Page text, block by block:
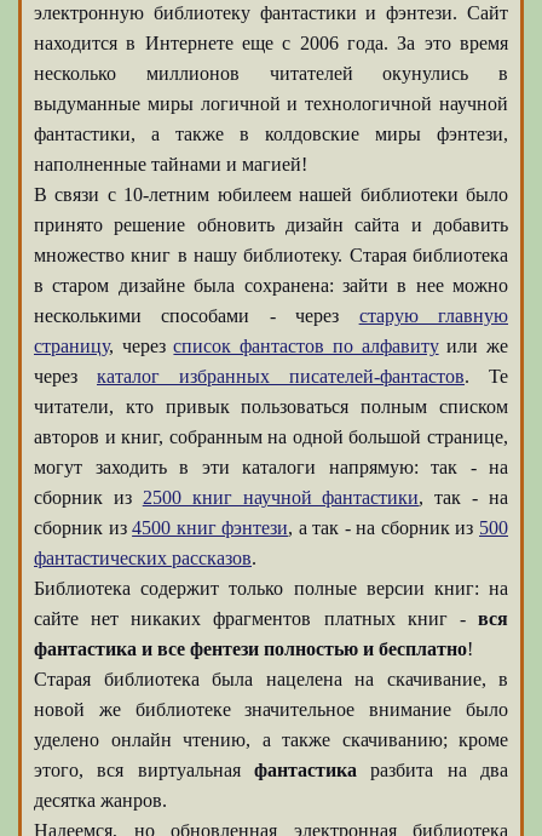
электронную библиотеку фантастики и фэнтези. Сайт
находится в Интернете еще с 2006 года. За это время
несколько миллионов читателей окунулись в
выдуманные миры логичной и технологичной научной
фантастики, а также в колдовские миры фэнтези,
наполненные тайнами и магией!
В связи с 10-летним юбилеем нашей библиотеки было
принято решение обновить дизайн сайта и добавить
множество книг в нашу библиотеку. Старая библиотека
в старом дизайне была сохранена: зайти в нее можно
несколькими способами - через старую главную
страницу, черезсписок фантастов по алфавитуили же
через каталог избранных писателей-фантастов. Те
читатели, кто привык пользоваться полным списком
авторов и книг, собранным на одной большой странице,
могут заходить в эти каталоги напрямую: так - на
сборник из 2500 книг научной фантастики, так - на
сборник из4500 книг фэнтези, а так - на сборник из 500
фантастических рассказов.
Библиотека содержит только полные версии книг: на
сайте нет никаких фрагментов платных книг - вся
фантастика и все фентези полностью и бесплатно!
Старая библиотека была нацелена на скачивание, в
новой же библиотеке значительное внимание было
уделено онлайн чтению, а также скачиванию; кроме
этого, вся виртуальная фантастика разбита на два
десятка жанров.
Надеемся, но обновленная электронная библиотека